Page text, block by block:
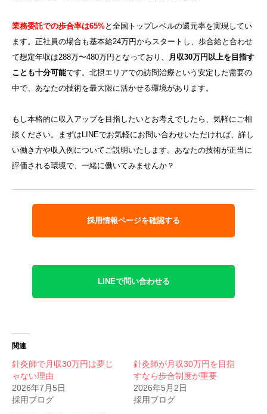
業務委託での歩合率は65%と全国トップレベルの還元率を実現してい
ます。正社員の場合も基本給24万円からスタートし、歩合給と合わせ
て想定年収は288万〜480万円となっており、
月収30万円以上を目指す
ことも十分可能です。北摂エリアでの訪問治療という安定した需要の
中で、あなたの技術を最大限に活かせる環境があります。
もし本格的に収入アップを目指したいとお考えでしたら、気軽にご相
談ください。まずはLINEでお気軽にお問い合わせいただければ、詳し
い働き方や収入例についてご説明いたします。あなたの技術が正当に
評価される環境で、一緒に働いてみませんか？
採用情報ページを確認する
LINEで問い合わせる
関連
針灸師で月収30万円は夢じ
ゃない理由
2026年7月5日
採用ブログ
針灸師が月収30万円を目指
すなら歩合制度が重要
2026年5月2日
採用ブログ